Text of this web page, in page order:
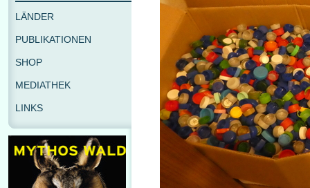
LÄNDER
PUBLIKATIONEN
SHOP
MEDIATHEK
LINKS